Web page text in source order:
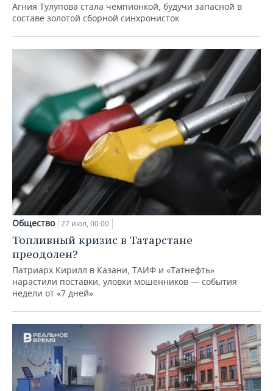
Агния Тулупова стала чемпионкой, будучи запасной в
составе золотой сборной синхронисток
Общество 27 июл, 00:00
Топливный кризис в Татарстане
преодолен?
Патриарх Кирилл в Казани, ТАИФ и «Татнефть»
нарастили поставки, уловки мошенников — события
недели от «7 дней»